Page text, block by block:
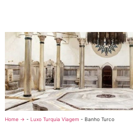
Home → - Luxo Turquia Viagem - Banho Turco